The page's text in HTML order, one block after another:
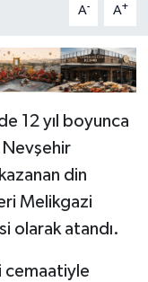
A- A+
12 yıl boyunca
din
Melikgazi
olarak atandı.
cemaatiyle